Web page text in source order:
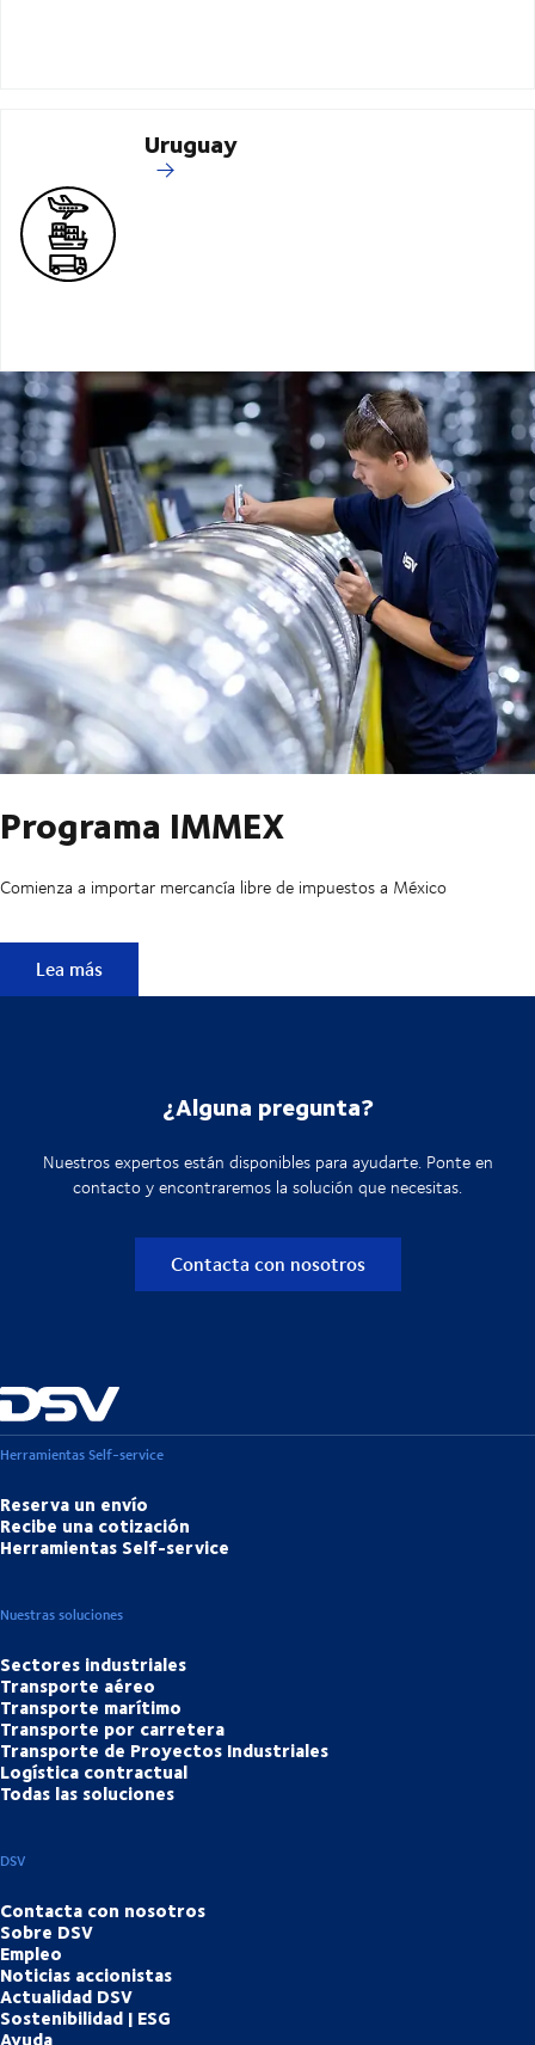
Uruguay
Programa IMMEX
Comienza a importar mercancía libre de impuestos a México
Programa IMMEX
Lea más
¿Alguna pregunta?
Nuestros expertos están disponibles para ayudarte. Ponte en
contacto y encontraremos la solución que necesitas.
Contacta con nosotros
Herramientas Self-service
Reserva un envío
Recibe una cotización
Herramientas Self-service
Nuestras soluciones
Sectores industriales
Transporte aéreo
Transporte marítimo
Transporte por carretera
Transporte de Proyectos Industriales
Logística contractual
Todas las soluciones
DSV
Contacta con nosotros
Sobre DSV
Empleo
Noticias accionistas
Actualidad DSV
Sostenibilidad | ESG
Ayuda